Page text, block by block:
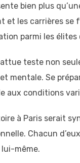
bien plus
et les carrières se
parmi les
teste non
mentale. Se
aux conditions
à Paris serait
Chacun
même.